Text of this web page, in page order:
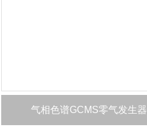
气相色谱GCMS零气发生器